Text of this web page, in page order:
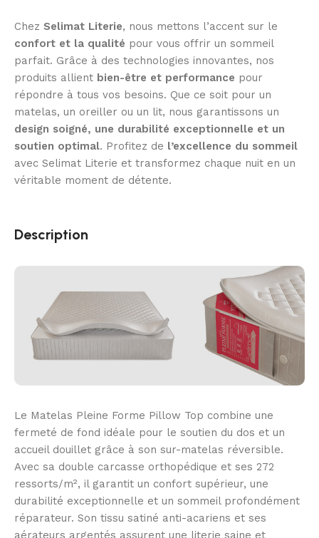
Chez Selimat Literie, nous mettons l’accent sur le
confort et la qualité pour vous offrir un sommeil
parfait. Grâce à des technologies innovantes, nos
produits allient bien-être et performance pour
répondre à tous vos besoins. Que ce soit pour un
matelas, un oreiller ou un lit, nous garantissons un
design soigné, une durabilité exceptionnelle et un
soutien optimal. Profitez de l’excellence du sommeil
avec Selimat Literie et transformez chaque nuit en un
véritable moment de détente.
Description
Le Matelas Pleine Forme Pillow Top combine une
fermeté de fond idéale pour le soutien du dos et un
accueil douillet grâce à son sur-matelas réversible.
Avec sa double carcasse orthopédique et ses 272
ressorts/m², il garantit un confort supérieur, une
durabilité exceptionnelle et un sommeil profondément
réparateur. Son tissu satiné anti-acariens et ses
aérateurs argentés assurent une literie saine et